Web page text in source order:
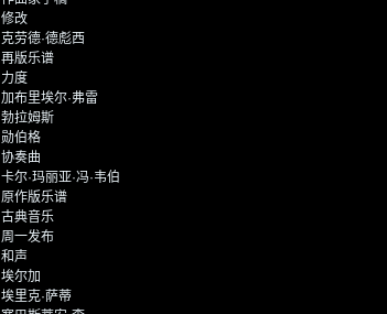
修改
克劳德·德彪西
再版乐谱
力度
加布里埃尔·弗雷
勃拉姆斯
勋伯格
协奏曲
卡尔·玛丽亚·冯·韦伯
原作版乐谱
古典音乐
周一发布
和声
埃尔加
埃里克·萨蒂